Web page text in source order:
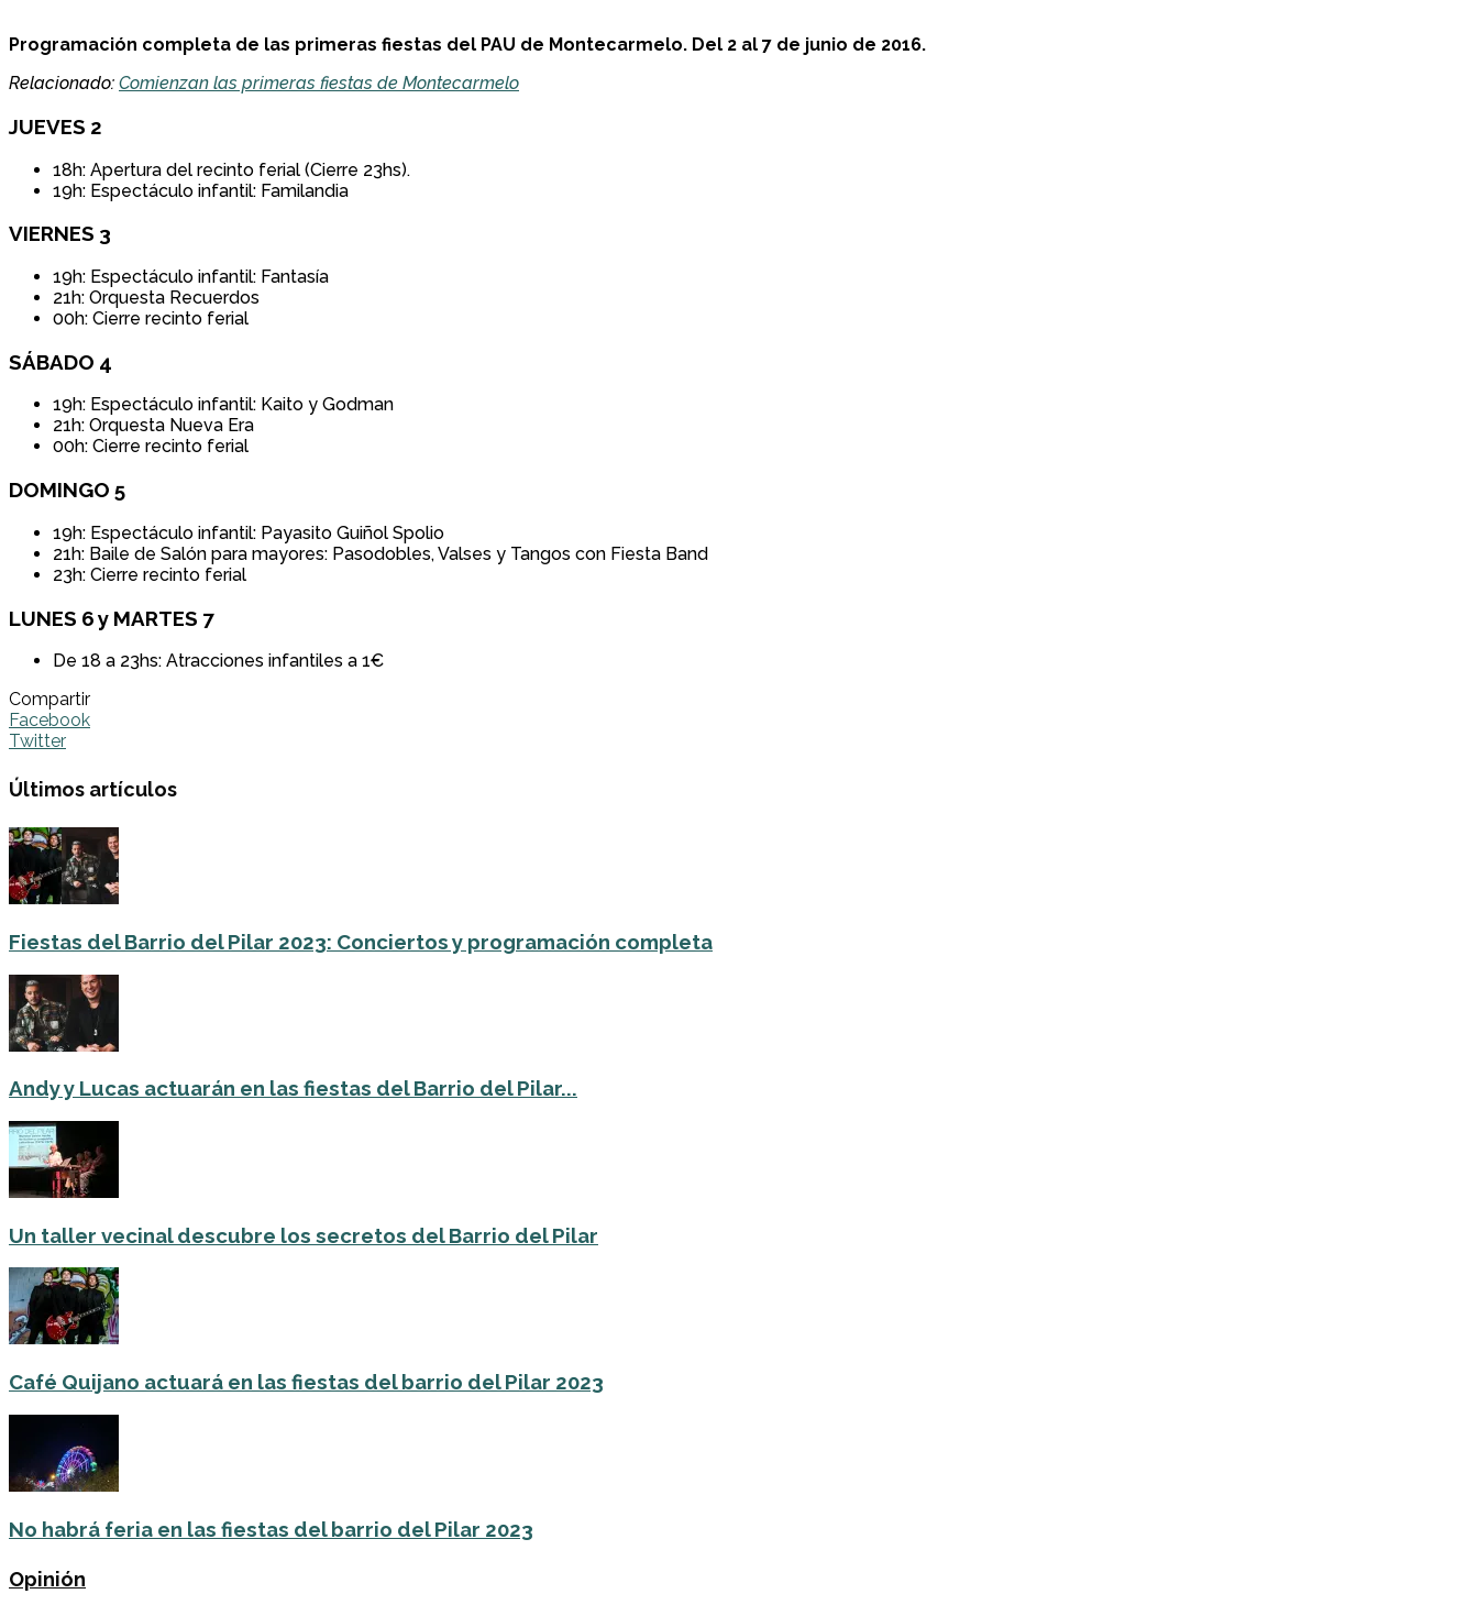
Programación completa de las primeras fiestas del PAU de Montecarmelo. Del 2 al 7 de junio de 2016.
Relacionado: Comienzan las primeras fiestas de Montecarmelo
JUEVES 2
18h: Apertura del recinto ferial (Cierre 23hs).
19h: Espectáculo infantil: Familandia
VIERNES 3
19h: Espectáculo infantil: Fantasía
21h: Orquesta Recuerdos
00h: Cierre recinto ferial
SÁBADO 4
19h: Espectáculo infantil: Kaito y Godman
21h: Orquesta Nueva Era
00h: Cierre recinto ferial
DOMINGO 5
19h: Espectáculo infantil: Payasito Guiñol Spolio
21h: Baile de Salón para mayores: Pasodobles, Valses y Tangos con Fiesta Band
23h: Cierre recinto ferial
LUNES 6 y MARTES 7
De 18 a 23hs: Atracciones infantiles a 1€
Compartir
Facebook
Twitter
Últimos artículos
Fiestas del Barrio del Pilar 2023: Conciertos y programación completa
Andy y Lucas actuarán en las fiestas del Barrio del Pilar...
Un taller vecinal descubre los secretos del Barrio del Pilar
Café Quijano actuará en las fiestas del barrio del Pilar 2023
No habrá feria en las fiestas del barrio del Pilar 2023
Opinión